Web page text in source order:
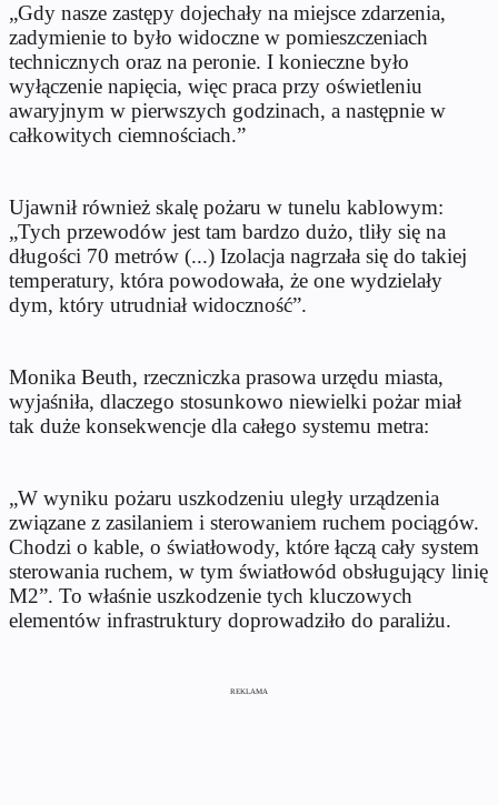
„Gdy nasze zastępy dojechały na miejsce zdarzenia,
zadymienie to było widoczne w pomieszczeniach
technicznych oraz na peronie. I konieczne było
wyłączenie napięcia, więc praca przy oświetleniu
awaryjnym w pierwszych godzinach, a następnie w
całkowitych ciemnościach.”
Ujawnił również skalę pożaru w tunelu kablowym:
„Tych przewodów jest tam bardzo dużo, tliły się na
długości 70 metrów (...) Izolacja nagrzała się do takiej
temperatury, która powodowała, że one wydzielały
dym, który utrudniał widoczność”.
Monika Beuth, rzeczniczka prasowa urzędu miasta,
wyjaśniła, dlaczego stosunkowo niewielki pożar miał
tak duże konsekwencje dla całego systemu metra:
„W wyniku pożaru uszkodzeniu uległy urządzenia
związane z zasilaniem i sterowaniem ruchem pociągów.
Chodzi o kable, o światłowody, które łączą cały system
sterowania ruchem, w tym światłowód obsługujący linię
M2”. To właśnie uszkodzenie tych kluczowych
elementów infrastruktury doprowadziło do paraliżu.
REKLAMA